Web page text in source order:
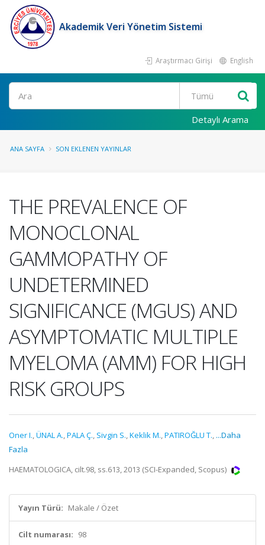
Akademik Veri Yönetim Sistemi
Araştırmacı Girişi English
Ara
Detaylı Arama
ANA SAYFA SON EKLENEN YAYINLAR
THE PREVALENCE OF
MONOCLONAL
GAMMOPATHY OF
UNDETERMINED
SIGNIFICANCE (MGUS) AND
ASYMPTOMATIC MULTIPLE
MYELOMA (AMM) FOR HIGH
RISK GROUPS
Oner I.,ÜNAL A.,PALA Ç., Sivgin S.,Keklik M.,PATIROĞLU T., ...Daha
Fazla
HAEMATOLOGICA, cilt.98, ss.613, 2013 (SCI-Expanded, Scopus)
Yayın Türü: Makale / Özet
Cilt numarası: 98